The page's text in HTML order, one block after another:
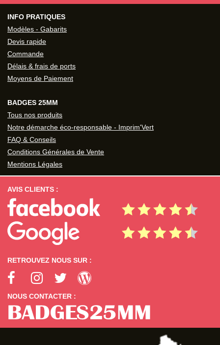
INFO PRATIQUES
Modèles - Gabarits
Devis rapide
Commande
Délais & frais de ports
Moyens de Paiement
BADGES 25MM
Tous nos produits
Notre démarche éco-responsable - Imprim'Vert
FAQ & Conseils
Conditions Générales de Vente
Mentions Légales
AVIS CLIENTS :
RETROUVEZ NOUS SUR :
NOUS CONTACTER :